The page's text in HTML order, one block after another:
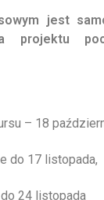
jest
projektu
– 18
do 17 listopada,
24 listopada